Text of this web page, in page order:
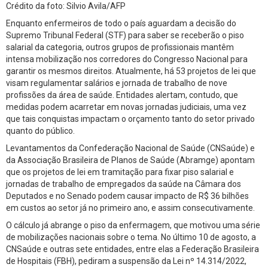
Crédito da foto: Silvio Avila/AFP
Enquanto enfermeiros de todo o país aguardam a decisão do
Supremo Tribunal Federal (STF) para saber se receberão o piso
salarial da categoria, outros grupos de profissionais mantêm
intensa mobilização nos corredores do Congresso Nacional para
garantir os mesmos direitos. Atualmente, há 53 projetos de lei que
visam regulamentar salários e jornada de trabalho de nove
profissões da área de saúde. Entidades alertam, contudo, que
medidas podem acarretar em novas jornadas judiciais, uma vez
que tais conquistas impactam o orçamento tanto do setor privado
quanto do público.
Levantamentos da Confederação Nacional de Saúde (CNSaúde) e
da Associação Brasileira de Planos de Saúde (Abramge) apontam
que os projetos de lei em tramitação para fixar piso salarial e
jornadas de trabalho de empregados da saúde na Câmara dos
Deputados e no Senado podem causar impacto de R$ 36 bilhões
em custos ao setor já no primeiro ano, e assim consecutivamente.
O cálculo já abrange o piso da enfermagem, que motivou uma série
de mobilizações nacionais sobre o tema. No último 10 de agosto, a
CNSaúde e outras sete entidades, entre elas a Federação Brasileira
de Hospitais (FBH), pediram a suspensão da Lei nº 14.314/2022,